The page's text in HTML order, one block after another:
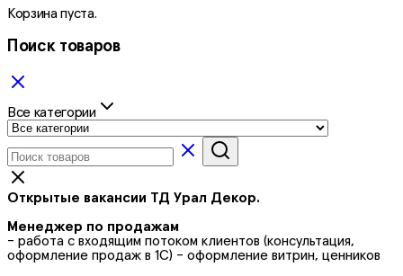
Корзина пуста.
Поиск товаров
Все категории
Открытые вакансии ТД Урал Декор.
Менеджер по продажам
- работа с входящим потоком клиентов (консультация,
оформление продаж в 1С) - оформление витрин, ценников